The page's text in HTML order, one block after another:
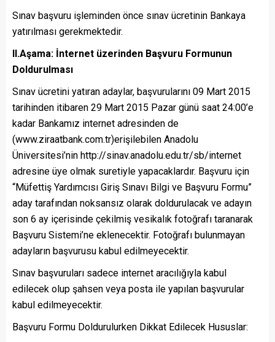
Sınav başvuru işleminden önce sınav ücretinin Bankaya
yatırılması gerekmektedir.
II.Aşama: İnternet üzerinden Başvuru Formunun
Doldurulması
Sınav ücretini yatıran adaylar, başvurularını 09 Mart 2015
tarihinden itibaren 29 Mart 2015 Pazar günü saat 24:00’e
kadar Bankamız internet adresinden de
(www.ziraatbank.com.tr)erişilebilen Anadolu
Üniversitesi’nin http://sinav.anadolu.edu.tr/sb/internet
adresine üye olmak suretiyle yapacaklardır. Başvuru için
“Müfettiş Yardımcısı Giriş Sınavı Bilgi ve Başvuru Formu”
aday tarafından noksansız olarak doldurulacak ve adayın
son 6 ay içerisinde çekilmiş vesikalık fotoğrafı taranarak
Başvuru Sistemi’ne eklenecektir. Fotoğrafı bulunmayan
adayların başvurusu kabul edilmeyecektir.
Sınav başvuruları sadece internet aracılığıyla kabul
edilecek olup şahsen veya posta ile yapılan başvurular
kabul edilmeyecektir.
Başvuru Formu Doldurulurken Dikkat Edilecek Hususlar: